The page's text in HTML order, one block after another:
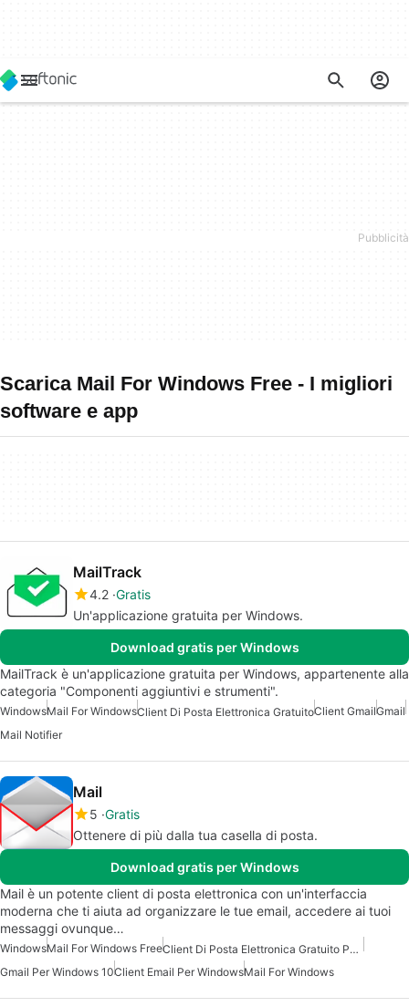
Scarica Mail For Windows Free - I migliori
software e app
MailTrack
4.2 Gratis
Un'applicazione gratuita per Windows.
Download gratis per Windows
MailTrack è un'applicazione gratuita per Windows, appartenente alla
categoria "Componenti aggiuntivi e strumenti".
WindowsMail For WindowsClient Di Posta Elettronica GratuitoClient GmailGmail
Mail Notifier
Mail
5 Gratis
Ottenere di più dalla tua casella di posta.
Download gratis per Windows
Mail è un potente client di posta elettronica con un'interfaccia
moderna che ti aiuta ad organizzare le tue email, accedere ai tuoi
messaggi ovunque…
WindowsMail For Windows Free
Client Di Posta Elettronica Gratuito Per Windows
Gmail Per Windows 10Client Email Per WindowsMail For Windows